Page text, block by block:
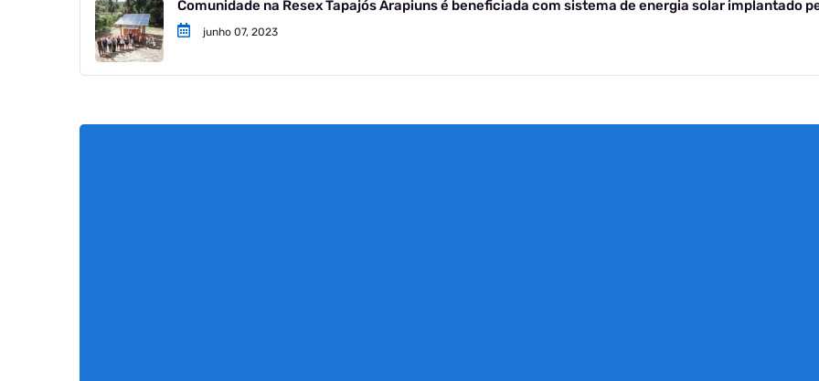
Comunidade na Resex Tapajós Arapiuns é beneficiada com sistema de energia solar implantado
junho 07, 2023